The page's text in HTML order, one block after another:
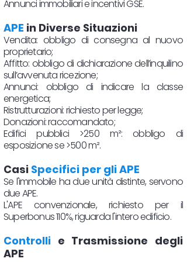
Annunci immobiliari e incentivi GSE.
APE in Diverse Situazioni
Vendita: obbligo di consegna al nuovo
proprietario;
Affitto: obbligo di dichiarazione dell’inquilino
sull’avvenuta ricezione;
Annunci: obbligo di indicare la classe
energetica;
Ristrutturazioni: richiesto per legge;
Donazioni: raccomandato;
Edifici pubblici >250 m²: obbligo di
esposizione se >500 m².
Casi Specifici per gli APE
Se l'immobile ha due unità distinte, servono
due APE.
L'APE convenzionale, richiesto per il
Superbonus 110%, riguarda l'intero edificio.
Controlli e Trasmissione degli
APE